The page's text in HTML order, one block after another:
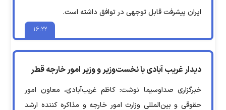
۱۶:۲۲
ایران پیشرفت قابل توجهی در توافق داشته است.
دیدار غریب آبادی با نخست‌وزیر و وزیر امور خارجه قطر
خبرگزاری صداوسیما نوشت: کاظم غریب‌آبادی، معاون امور
حقوقی و بین‌المللی وزارت امور خارجه و مذاکره کننده ارشد